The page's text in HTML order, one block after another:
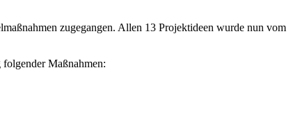
zugegangen. Allen 13 Projektideen wurde nun vom
Maßnahmen: